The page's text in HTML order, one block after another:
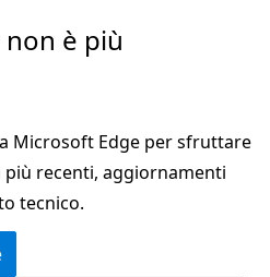
è più
Microsoft Edge per sfruttare
recenti, aggiornamenti
tecnico.